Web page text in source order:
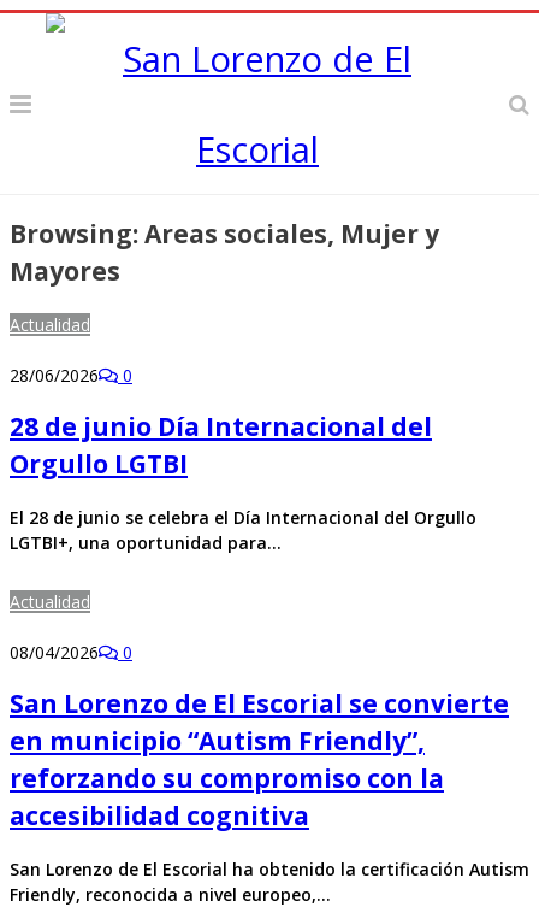
Browsing:Areas sociales, Mujer y
Mayores
Actualidad
28/06/2026 0
28 de junio Día Internacional del
Orgullo LGTBI
El 28 de junio se celebra el Día Internacional del Orgullo
LGTBI+, una oportunidad para…
Actualidad
08/04/2026 0
San Lorenzo de El Escorial se convierte
en municipio “Autism Friendly”,
reforzando su compromiso con la
accesibilidad cognitiva
San Lorenzo de El Escorial ha obtenido la certificación Autism
Friendly, reconocida a nivel europeo,…